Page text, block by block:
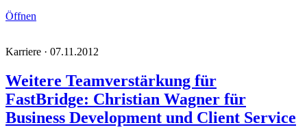
Öffnen
Karriere · 07.11.2012
Weitere Teamverstärkung für
FastBridge: Christian Wagner für
Business Development und Client Service